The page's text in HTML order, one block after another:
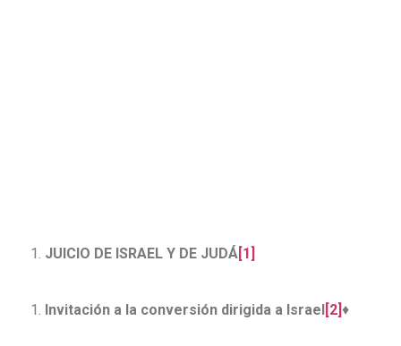
JUICIO DE ISRAEL Y DE JUDÁ [1]
Invitación a la conversión dirigida a Israel[2]♦